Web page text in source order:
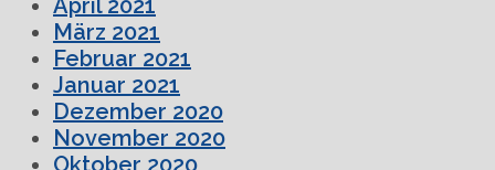
März 2021
Februar 2021
Januar 2021
Dezember 2020
November 2020
Oktober 2020